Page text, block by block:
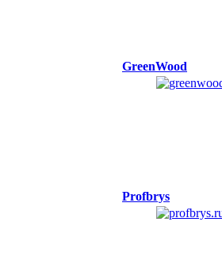
GreenWood
Profbrys